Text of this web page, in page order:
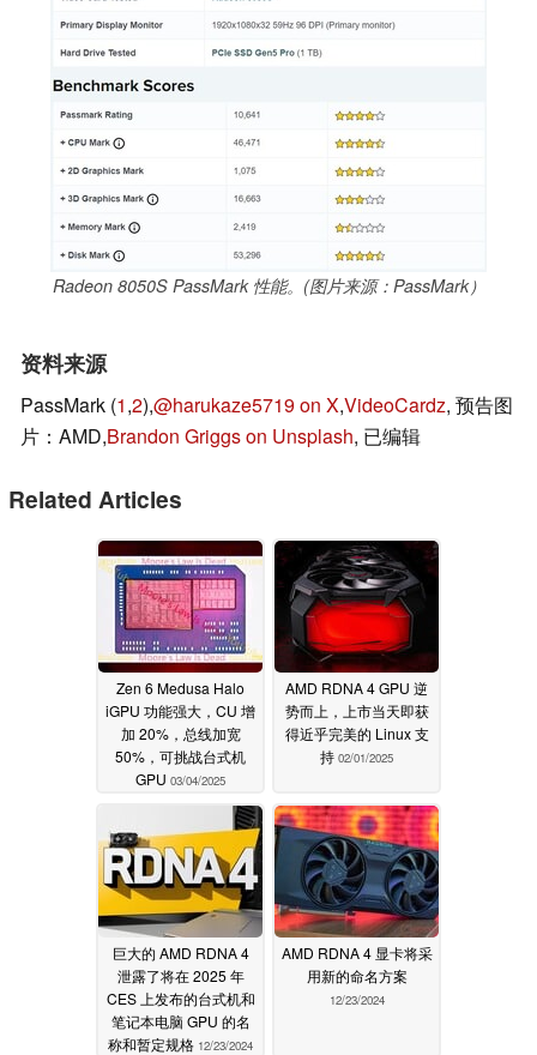
Radeon 8050S PassMark 性能。(图片来源：PassMark）
资料来源
PassMark (1,2),@harukaze5719 on X,VideoCardz, 预告图
片：AMD,Brandon Griggs on Unsplash, 已编辑
Related Articles
Zen 6 Medusa Halo
iGPU 功能强大，CU 增
加 20%，总线加宽
50%，可挑战台式机
GPU 03/04/2025
AMD RDNA 4 GPU 逆
势而上，上市当天即获
得近乎完美的 Linux 支
持 02/01/2025
巨大的 AMD RDNA 4
泄露了将在 2025 年
CES 上发布的台式机和
笔记本电脑 GPU 的名
称和暂定规格 12/23/2024
AMD RDNA 4 显卡将采
用新的命名方案
12/23/2024